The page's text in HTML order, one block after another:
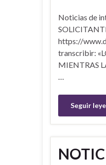
Noticias de
https://
transcribir:
MIENTRAS
…
Seguir